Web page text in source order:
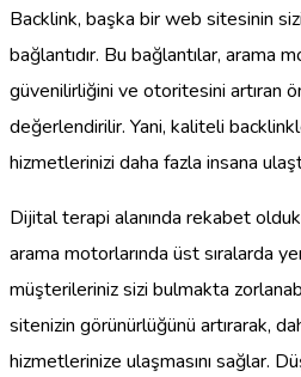
Backlink, başka bir web sitesinin
bağlantıdır. Bu bağlantılar, arama
güvenilirliğini ve otoritesini artıran
değerlendirilir. Yani, kaliteli
hizmetlerinizi daha fazla insana
Dijital terapi alanında rekabet
arama motorlarında üst sıralarda
müşterileriniz sizi bulmakta
sitenizin görünürlüğünü artırarak,
hizmetlerinize ulaşmasını sağlar.